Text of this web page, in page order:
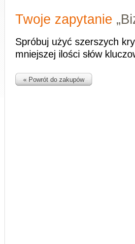
Twoje zapytanie
Spróbuj użyć szerszych
mniejszej ilości słów
« Powrót do zakupów